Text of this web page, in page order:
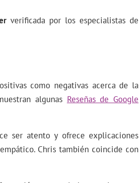
verificada por los especialistas de
como negativas acerca de la
algunas Reseñas de Google
ser atento y ofrece explicaciones
Chris también coincide con